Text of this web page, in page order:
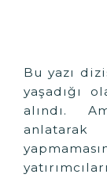
Bu yazı
yaşadığı
alındı.
anlatarak